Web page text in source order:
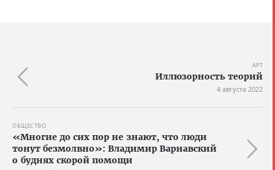
АРТ
Иллюзорность теорий
4 августа 2022
ОБЩЕСТВО
«Многие до сих пор не знают, что люди
тонут безмолвно»: Владимир Варнавский
о буднях скорой помощи